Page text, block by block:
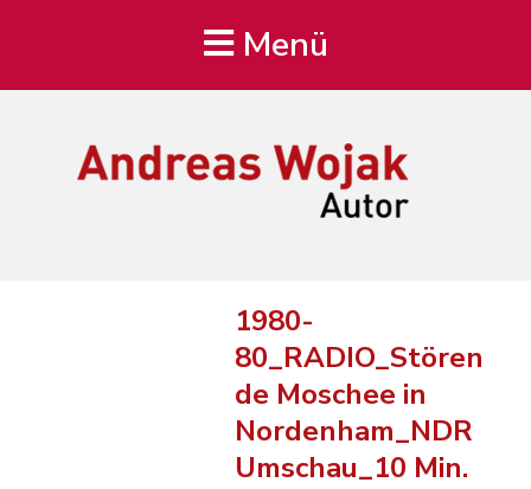
Menü
1980-
80_RADIO_Stören
de Moschee in
Nordenham_NDR
Umschau_10 Min.